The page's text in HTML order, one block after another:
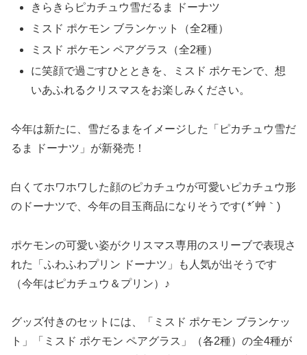
きらきらピカチュウ雪だるま ドーナツ
ミスド ポケモン ブランケット（全2種）
ミスド ポケモン ペアグラス（全2種）
に笑顔で過ごすひとときを、ミスド ポケモンで、想
いあふれるクリスマスをお楽しみください。
今年は新たに、雪だるまをイメージした「ピカチュウ雪だ
るま ドーナツ」が新発売！
白くてホワホワした顔のピカチュウが可愛いピカチュウ形
のドーナツで、今年の目玉商品になりそうです( *´艸｀)
ポケモンの可愛い姿がクリスマス専用のスリーブで表現さ
れた「ふわふわプリン ドーナツ」も人気が出そうです
（今年はピカチュウ＆プリン）♪
グッズ付きのセットには、「ミスド ポケモン ブランケッ
ト」「ミスド ポケモン ペアグラス」（各2種）の全4種が